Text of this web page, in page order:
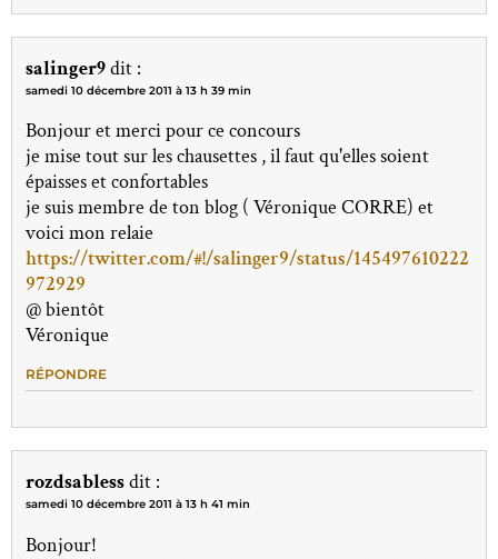
salinger9dit :
samedi 10 décembre 2011 à 13 h 39 min
Bonjour et merci pour ce concours
je mise tout sur les chausettes , il faut qu'elles soient
épaisses et confortables
je suis membre de ton blog ( Véronique CORRE) et
voici mon relaie
https://twitter.com/#!/salinger9/status/145497610222
972929
@ bientôt
Véronique
RÉPONDRE
rozdsablessdit :
samedi 10 décembre 2011 à 13 h 41 min
Bonjour!